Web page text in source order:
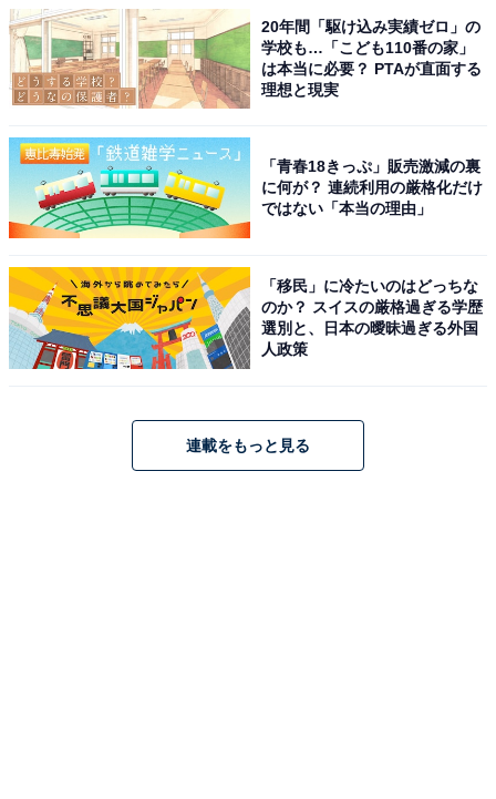
品5選
JVCケンウッド「NX-W30」
JVCケンウッド JVC NX-W30 ミニコンポ Bluetooth 4.2
EDR 搭載 ウッドキャビネット ウォールナット
ONEBODY CD/FM/USB/スマホ対応 スリープタイマー搭
載
20年間「駆け込み実績ゼロ」の
学校も…「こども110番の家」
は本当に必要？ PTAが直面する
理想と現実
「青春18きっぷ」販売激減の裏
に何が？ 連続利用の厳格化だけ
ではない「本当の理由」
「移民」に冷たいのはどっちな
のか？ スイスの厳格過ぎる学歴
選別と、日本の曖昧過ぎる外国
人政策
連載をもっと見る